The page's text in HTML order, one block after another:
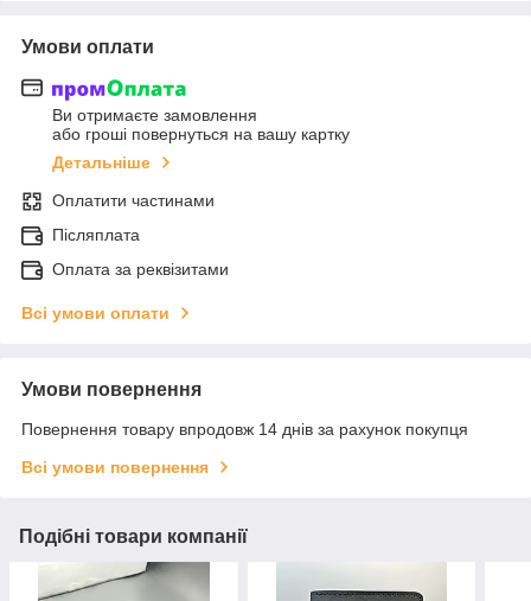
Умови оплати
Ви отримаєте замовлення
або гроші повернуться на вашу картку
Детальніше
Оплатити частинами
Післяплата
Оплата за реквізитами
Всі умови оплати
Умови повернення
Повернення товару впродовж 14 днів за рахунок покупця
Всі умови повернення
Подібні товари компанії